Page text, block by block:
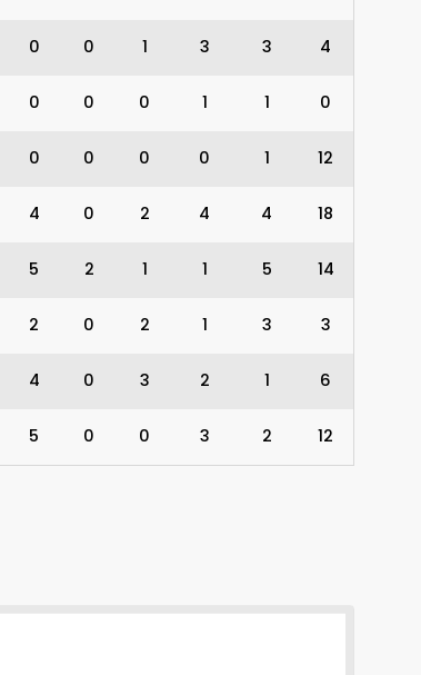
0 0 1 3 3 4
0 0 0 1 1 0
0 0 0 0 1 12
4 0 2 4 4 18
5 2 1 1 5 14
2 0 2 1 3 3
4 0 3 2 1 6
5 0 0 3 2 12